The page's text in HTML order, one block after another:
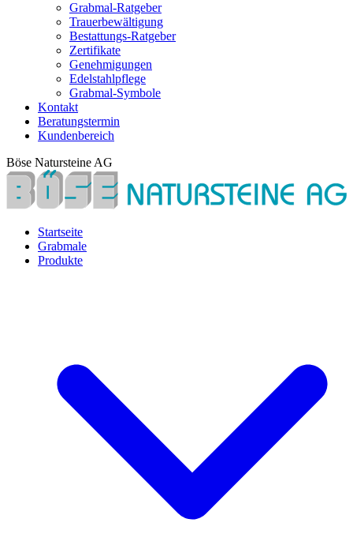
Grabmal-Ratgeber
Trauerbewältigung
Bestattungs-Ratgeber
Zertifikate
Genehmigungen
Edelstahlpflege
Grabmal-Symbole
Kontakt
Beratungstermin
Kundenbereich
Böse Natursteine AG
Startseite
Grabmale
Produkte